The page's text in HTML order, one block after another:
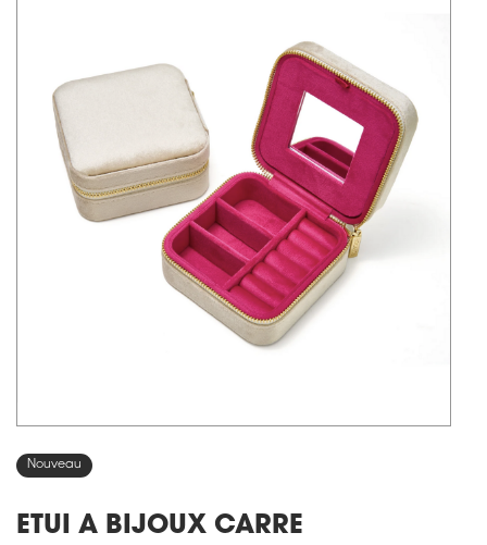
Nouveau
ETUI A BIJOUX CARRE